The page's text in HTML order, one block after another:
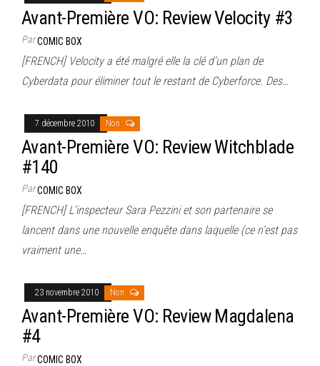
Avant-Première VO: Review Velocity #3
ParCOMIC BOX
[FRENCH] Velocity a été malgré elle la clé d’un plan de
Cyberdata pour éliminer tout le restant de Cyberforce. Des…
7 décembre 2010 Non
Avant-Première VO: Review Witchblade
#140
ParCOMIC BOX
[FRENCH] L’inspecteur Sara Pezzini et son partenaire se
lancent dans une nouvelle enquête dans laquelle (ce n’est pas
vraiment une…
23 novembre 2010 Non
Avant-Première VO: Review Magdalena
#4
ParCOMIC BOX